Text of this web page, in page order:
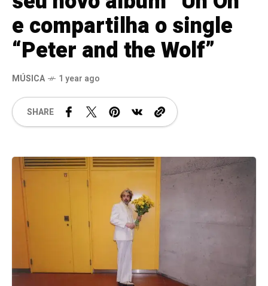
e compartilha o single
“Peter and the Wolf”
MÚSICA 1 year ago
SHARE